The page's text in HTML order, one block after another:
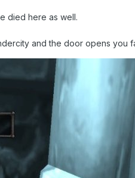
died here as well.
and the door opens you